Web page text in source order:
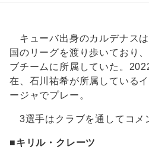
キューバ出身のカルデナス
国のリーグを渡り歩いており
ブチームに所属していた。
在、石川祐希が所属している
ージャでプレー。
3選手はクラブを通してコメ
■キリル・クレーツ